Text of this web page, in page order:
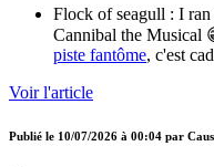
Flock of seagull : I ran
Cannibal the Musical
piste fantôme, c'est
Voir l'article
Publié le 10/07/2026 à 00:04 par